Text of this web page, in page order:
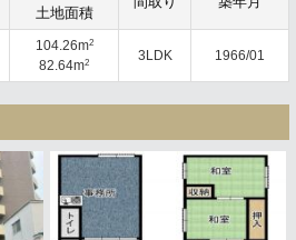
土地面積
104.26m2
82.64m2 3LDK 1966/01